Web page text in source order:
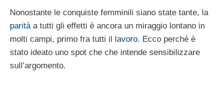
Nonostante le conquiste femminili siano state tante, la
paritàa tutti gli effetti è ancora un miraggio lontano in
molti campi, primo fra tutti il lavoro. Ecco perché è
stato ideato uno spot che che intende sensibilizzare
sull’argomento.